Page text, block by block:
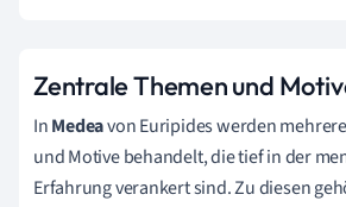
Zentrale Themen und
InMedeavon Euripides werden
und Motive behandelt, die tief in der
Erfahrung verankert sind. Zu diesen